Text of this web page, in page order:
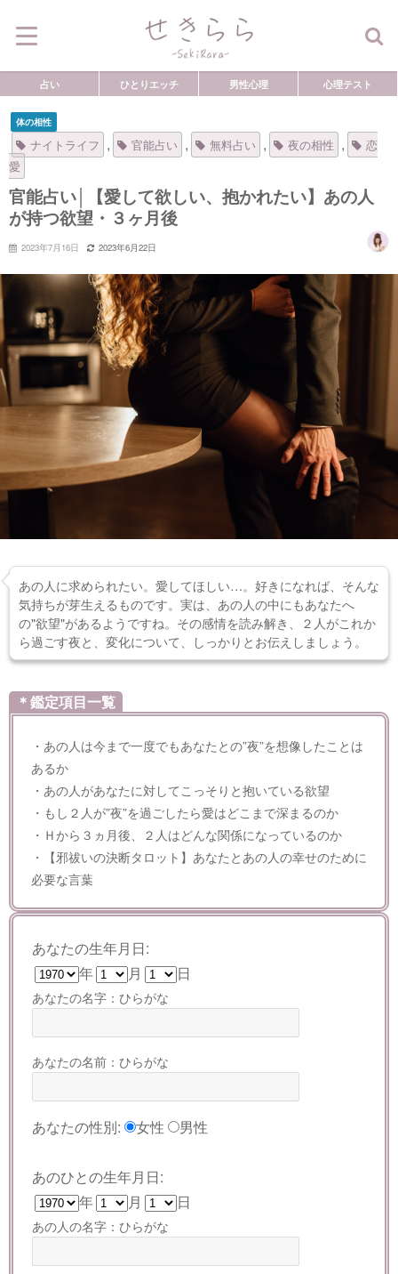
占い ひとりエッチ 男性心理 心理テスト
体の相性
ナイトライフ , 官能占い , 無料占い , 夜の相性 ,
恋
愛
官能占い│【愛して欲しい、抱かれたい】あの人
が持つ欲望・３ヶ月後
2023年7月16日 2023年6月22日
あの人に求められたい。愛してほしい…。好きになれば、そんな
気持ちが芽生えるものです。実は、あの人の中にもあなたへ
の"欲望"があるようですね。その感情を読み解き、２人がこれか
ら過ごす夜と、変化について、しっかりとお伝えしましょう。
＊鑑定項目一覧
・あの人は今まで一度でもあなたとの”夜”を想像したことは
あるか
・あの人があなたに対してこっそりと抱いている欲望
・もし２人が”夜”を過ごしたら愛はどこまで深まるのか
・Ｈから３ヵ月後、２人はどんな関係になっているのか
・【邪祓いの決断タロット】あなたとあの人の幸せのために
必要な言葉
あなたの生年月日:
年
月 日
あなたの名字：ひらがな
あなたの名前：ひらがな
あなたの性別: 女性 男性
あのひとの生年月日:
年
月 日
あの人の名字：ひらがな